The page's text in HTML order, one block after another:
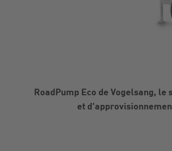
RoadPump Eco de Vogelsang,
et